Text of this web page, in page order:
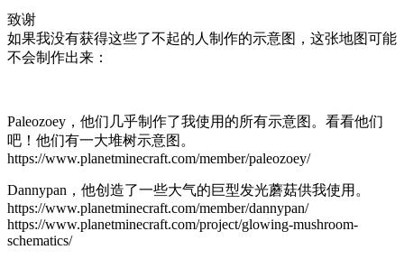
致谢
如果我没有获得这些了不起的人制作的示意图，这张地图可能
不会制作出来：
Paleozoey，他们几乎制作了我使用的所有示意图。看看他们
吧！他们有一大堆树示意图。
https://www.planetminecraft.com/member/paleozoey/
Dannypan，他创造了一些大气的巨型发光蘑菇供我使用。
https://www.planetminecraft.com/member/dannypan/
https://www.planetminecraft.com/project/glowing-mushroom-
schematics/